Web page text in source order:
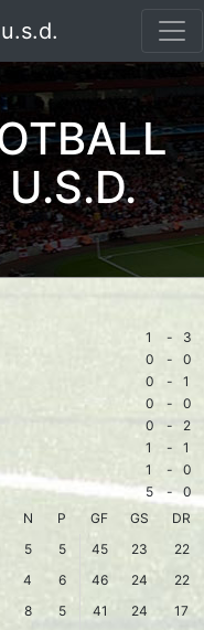
1 -
3
0 -
0
0 -
1
0 -
0
0 -
2
1 -
1
1 -
0
5 - 0
N P GF GS
DR
5 5 45 23
22
4 6 46 24
22
8 5 41 24
17